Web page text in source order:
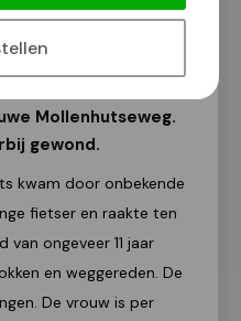
Mollenhutseweg.
gewond.
kwam door onbekende
fietser en raakte ten
van ongeveer 11 jaar
en weggereden. De
De vrouw is per